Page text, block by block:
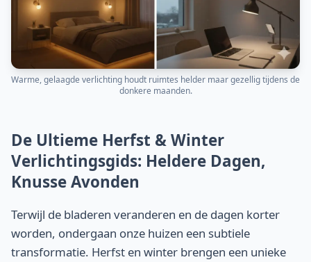
Warme, gelaagde verlichting houdt ruimtes helder maar gezellig tijdens de
donkere maanden.
De Ultieme Herfst & Winter
Verlichtingsgids: Heldere Dagen,
Knusse Avonden
Terwijl de bladeren veranderen en de dagen korter
worden, ondergaan onze huizen een subtiele
transformatie. Herfst en winter brengen een unieke